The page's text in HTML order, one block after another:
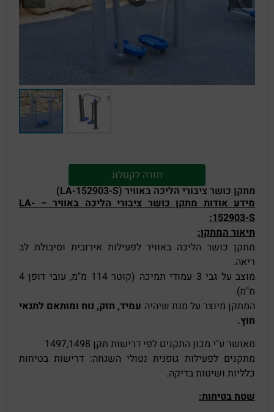
חזרה לקטלוג
מתקן כושר ציבורי הליכה באוויר (LA-152903-S)
מידע אודות מתקן כושר ציבורי הליכה באוויר – LA-
152903-S:
תיאור המתקן:
מתקן כושר הליכה באוויר לפעילות אירובית וסיבולת לב
ריאה.
מוצב על גבי 3 עמודי תמיכה (קוטר 114 מ"מ, עובי דופן 4
מ"מ).
המתקן מיוצר על מנת שיהיה עמיד, חזק, נוח ומותאם לתנאי
חוץ.
מאושר ע"י מכון התקנים לפי דרישות תקן 1497,1498
מתקנים לפעילות גופנית נטולי השגחה: דרישות בטיחות
כלליות ושיטות בדיקה.
שטח בטיחות: